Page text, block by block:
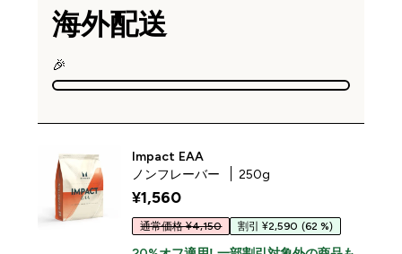
海外配送
🎉
Impact EAA
ノンフレーバー
250g
¥1,560‎
通常価格 ¥4,150 割引 ¥2,590 (62 %)